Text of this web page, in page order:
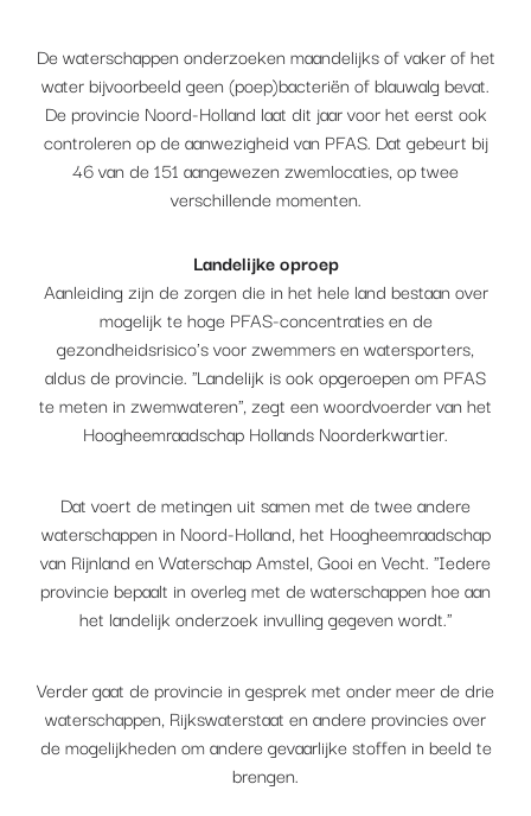
De waterschappen onderzoeken maandelijks of vaker of het
water bijvoorbeeld geen (poep)bacteriën of blauwalg bevat.
De provincie Noord-Holland laat dit jaar voor het eerst ook
controleren op de aanwezigheid van PFAS. Dat gebeurt bij
46 van de 151 aangewezen zwemlocaties, op twee
verschillende momenten.
Landelijke oproep
Aanleiding zijn de zorgen die in het hele land bestaan over
mogelijk te hoge PFAS-concentraties en de
gezondheidsrisico's voor zwemmers en watersporters,
aldus de provincie. "Landelijk is ook opgeroepen om PFAS
te meten in zwemwateren", zegt een woordvoerder van het
Hoogheemraadschap Hollands Noorderkwartier.
Dat voert de metingen uit samen met de twee andere
waterschappen in Noord-Holland, het Hoogheemraadschap
van Rijnland en Waterschap Amstel, Gooi en Vecht. "Iedere
provincie bepaalt in overleg met de waterschappen hoe aan
het landelijk onderzoek invulling gegeven wordt."
Verder gaat de provincie in gesprek met onder meer de drie
waterschappen, Rijkswaterstaat en andere provincies over
de mogelijkheden om andere gevaarlijke stoffen in beeld te
brengen.